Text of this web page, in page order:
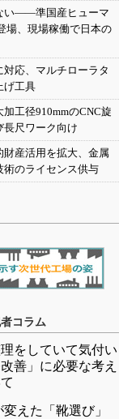
い――準国産ヒューマ
場、現場稼働で日本の
応、マルチローラタ
げ工具
工径910mmのCNC旋
長尺ワーク向け
財産活用を拡大、金属
術のライセンス供与
コラム
をしていて気付い
善」に必要な考え
えた「靴選び」